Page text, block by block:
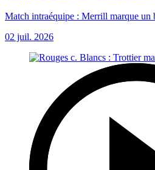
Match intraéquipe : Merrill marque un
02 juil. 2026